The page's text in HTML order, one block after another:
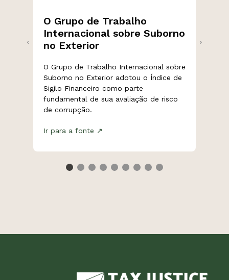
O Grupo de Trabalho
Internacional sobre Suborno
no Exterior
O Grupo de Trabalho Internacional sobre
Suborno no Exterior adotou o Índice de
Sigilo Financeiro como parte
fundamental de sua avaliação de risco
de corrupção.
Ir para a fonte ↗